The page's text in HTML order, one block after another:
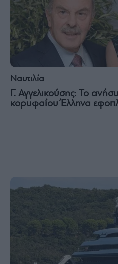
Les
Bons
Vivants
Auto
&
Style
Υγεία
Architecture
Design
Yachts
Ναυτιλία
Γ. Αγγελικούσης: Το
κορυφαίου Έλληνα